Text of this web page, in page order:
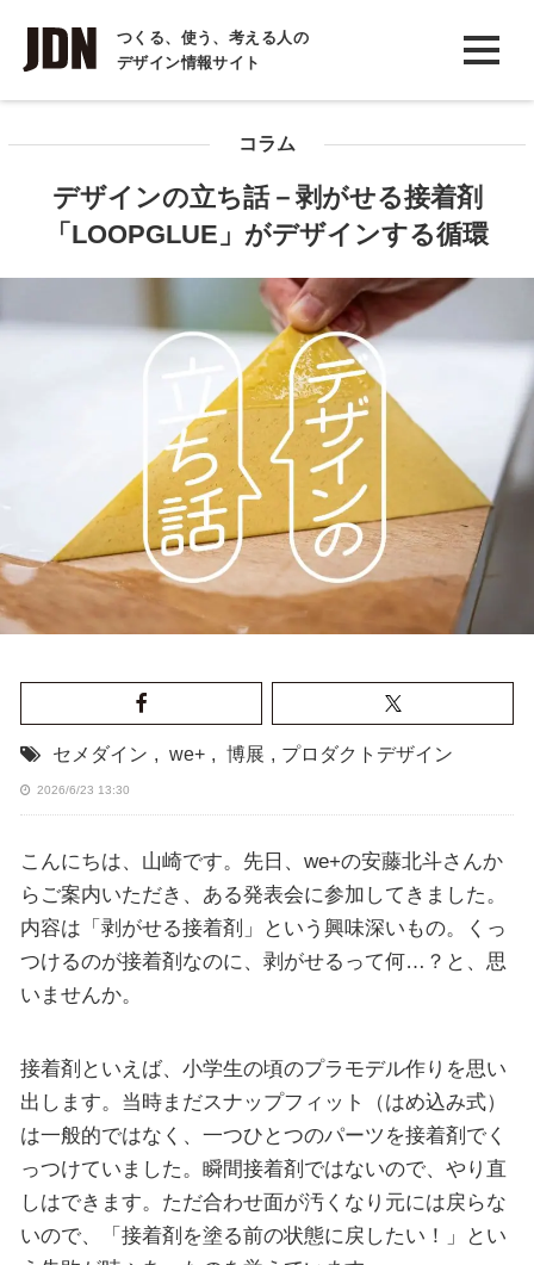
つくる、使う、考える人の
デザイン情報サイト
INTERVIEW
インタビュー
COLUMN
コラム
デザインの立ち話－剥がせる接着剤
「LOOPGLUE」がデザインする循環
セメダイン , we+ , 博展 , プロダクトデザイン
2026/6/23 13:30
こんにちは、山崎です。先日、we+の安藤北斗さんか
らご案内いただき、ある発表会に参加してきました。
内容は「剥がせる接着剤」という興味深いもの。くっ
つけるのが接着剤なのに、剥がせるって何…？と、思
いませんか。
接着剤といえば、小学生の頃のプラモデル作りを思い
出します。当時まだスナップフィット（はめ込み式）
は一般的ではなく、一つひとつのパーツを接着剤でく
っつけていました。瞬間接着剤ではないので、やり直
しはできます。ただ合わせ面が汚くなり元には戻らな
いので、「接着剤を塗る前の状態に戻したい！」とい